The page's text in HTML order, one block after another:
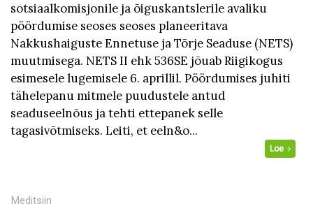
sotsiaalkomisjonile ja õiguskantslerile avaliku
pöördumise seoses seoses planeeritava
Nakkushaiguste Ennetuse ja Tõrje Seaduse (NETS)
muutmisega. NETS II ehk 536SE jõuab Riigikogus
esimesele lugemisele 6. aprillil. Pöördumises juhiti
tähelepanu mitmele puudustele antud
seaduseelnõus ja tehti ettepanek selle
tagasivõtmiseks. Leiti, et eeln&o...
Loe
Meditsiin